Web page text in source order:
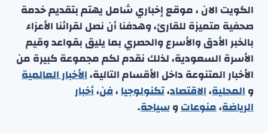
الكويت الان ، موقع إخباري شامل يهتم بتقديم خدمة
صحفية متميزة للقارئ، وهدفنا أن نصل لقرائنا الأعزاء
بالخبر الأدق والأسرع والحصري بما يليق بقواعد وقيم
الأسرة السعودية، لذلك نقدم لكم مجموعة كبيرة من
الأخبار المتنوعة داخل الأقسام التالية،الأخبار العالمية
والمحلية،الاقتصاد،تكنولوجيا،فن،أخبار
الرياضة،منوعاتوسياحة.